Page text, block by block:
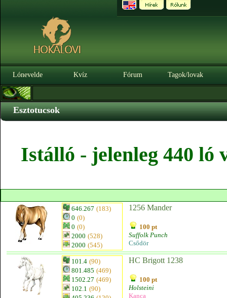
Lónevelde Kvíz Fórum Tagok/lovak
Esztotucsok
Istálló - jelenleg 440 ló
646.267 (183)
0 (0)
0 (0)
2000 (528)
2000 (545)
1256 Mander
100 pt
Suffolk Punch
Csődör
101.4 (90)
801.485 (469)
1502.27 (469)
102.1 (90)
HC Brigott 1238
100 pt
Holsteini
Kanca